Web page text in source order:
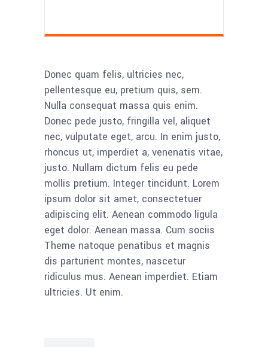
Donec quam felis, ultricies nec,
pellentesque eu, pretium quis, sem.
Nulla consequat massa quis enim.
Donec pede justo, fringilla vel, aliquet
nec, vulputate eget, arcu. In enim justo,
rhoncus ut, imperdiet a, venenatis vitae,
justo. Nullam dictum felis eu pede
mollis pretium. Integer tincidunt. Lorem
ipsum dolor sit amet, consectetuer
adipiscing elit. Aenean commodo ligula
eget dolor. Aenean massa. Cum sociis
Theme natoque penatibus et magnis
dis parturient montes, nascetur
ridiculus mus. Aenean imperdiet. Etiam
ultricies. Ut enim.